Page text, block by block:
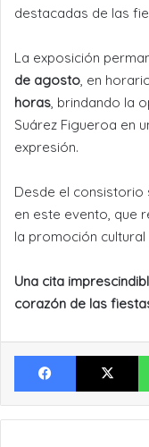
destacadas de las
La exposición
de agosto , en
horas , brindando la
Suárez Figueroa en
expresión.
Desde el consistorio
en este evento, que
la promoción
Una cita
corazón de las
Facebook X